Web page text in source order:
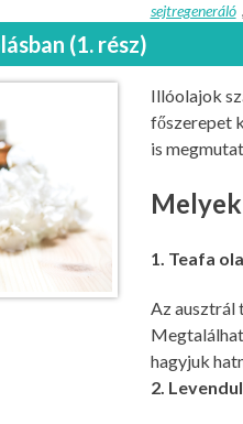
sejtregeneráló ,
(1. rész)
Illóolajok
főszerepet
is
1. Teafa
Az ausztrál
hagyjuk
2.